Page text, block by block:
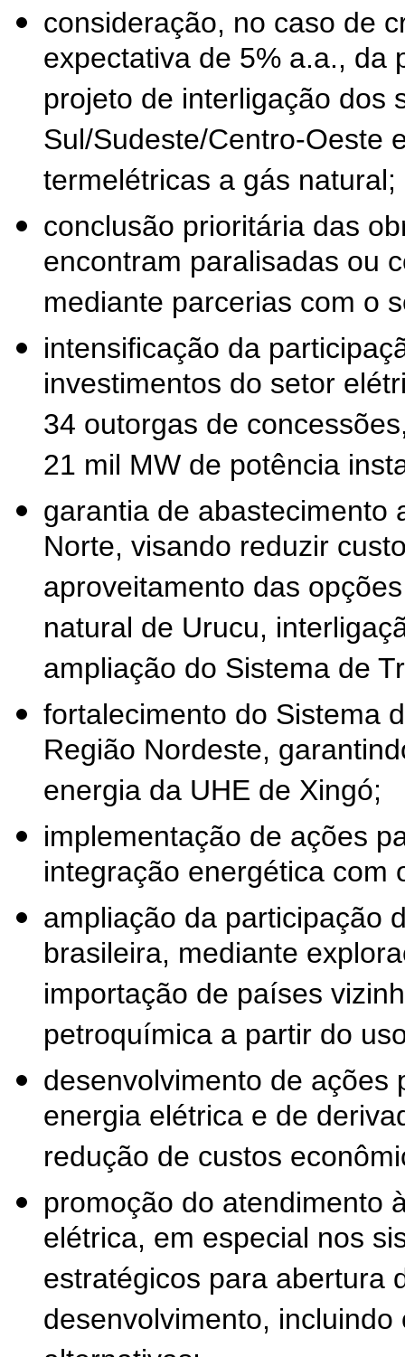
consideração, no caso de
expectativa de 5% a.a., da
projeto de interligação dos
Sul/Sudeste/Centro-Oeste
termelétricas a gás natural;
conclusão prioritária das
encontram paralisadas ou
mediante parcerias com o
intensificação da
investimentos do setor
34 outorgas de
21 mil MW de potência
garantia de abastecimento
Norte, visando reduzir
aproveitamento das
natural de Urucu,
ampliação do Sistema de
fortalecimento do Sistema
Região Nordeste,
energia da UHE de Xingó;
implementação de ações
integração energética com
ampliação da participação
brasileira, mediante
importação de países
petroquímica a partir do
desenvolvimento de ações
energia elétrica e de
redução de custos
promoção do atendimento
elétrica, em especial nos
estratégicos para abertura
desenvolvimento,